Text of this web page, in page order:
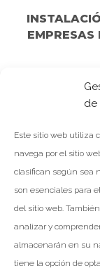
de
Este sitio web utiliza
navega por el sitio
clasifican según sea
son esenciales para
del sitio web.
analizar y
almacenarán en su
tiene la opción de
EMPRESAS
En esta ocasión